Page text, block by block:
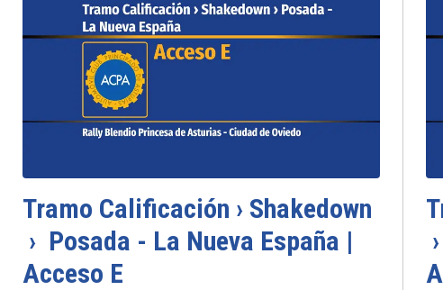
Tramo Calificación › Shakedown
› Posada - La Nueva España |
Acceso E